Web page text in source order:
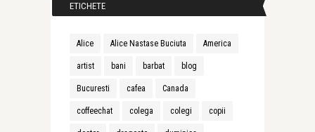
ETICHETE
Alice Alice Nastase Buciuta America
artist bani barbat blog
Bucuresti cafea Canada
coffeechat colega colegi copii